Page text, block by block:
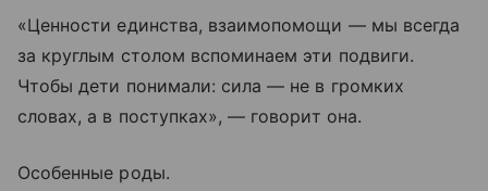
«Ценности единства, взаимопомощи — мы всегда
за круглым столом вспоминаем эти подвиги.
Чтобы дети понимали: сила — не в громких
словах, а в поступках», — говорит она.
Особенные роды.